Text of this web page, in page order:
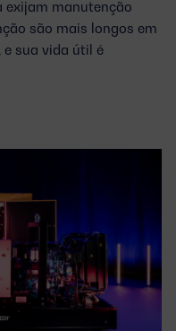
exijam manutenção
são mais longos em
sua vida útil é